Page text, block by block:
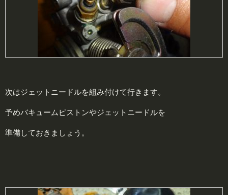
次はジェットニードルを組み付けて行きます。
予めバキュームピストンやジェットニードルを
準備しておきましょう。